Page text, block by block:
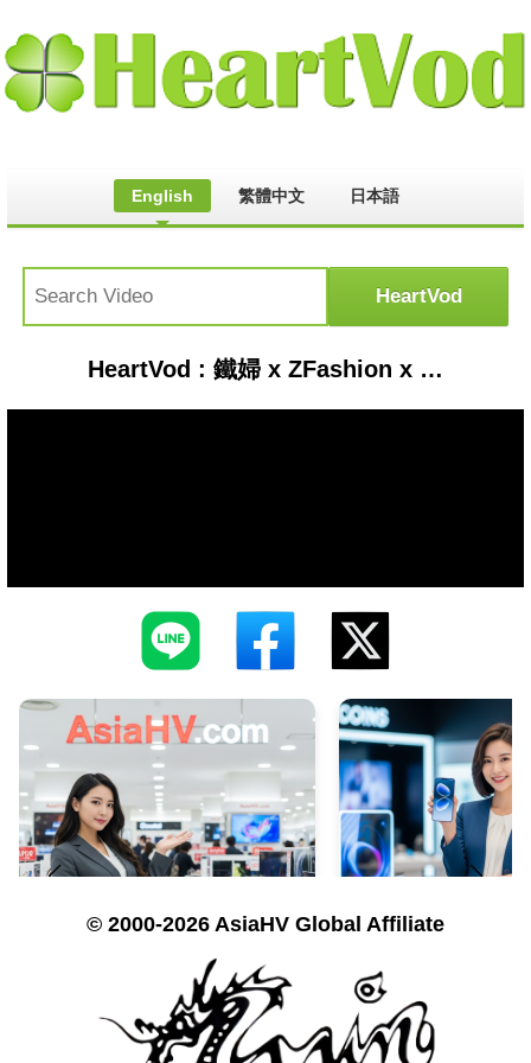
English 繁體中文 日本語
HeartVod : 鐵婦 x ZFashion x SpeXial-晨翔 Simon
© 2000-2026 AsiaHV Global Affiliate